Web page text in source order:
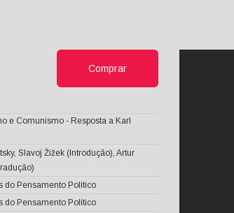
Comprar
e Comunismo - Resposta a Karl
Slavoj Žižek (Introdução), Artur
do Pensamento Político
do Pensamento Político